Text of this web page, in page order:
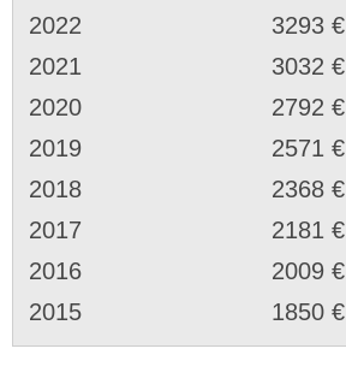
2022
3293 €
2021
3032 €
2020
2792 €
2019
2571 €
2018
2368 €
2017
2181 €
2016
2009 €
2015
1850 €